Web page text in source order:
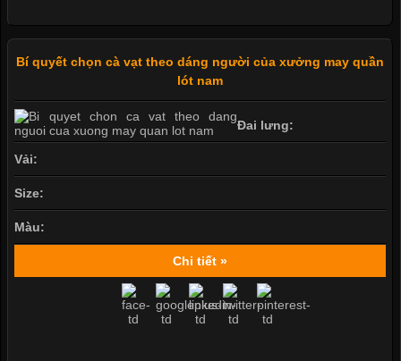
Bí quyết chọn cà vạt theo dáng người của xưởng may quần
lót nam
Đai lưng:
Vải:
Size:
Màu:
Chi tiết »